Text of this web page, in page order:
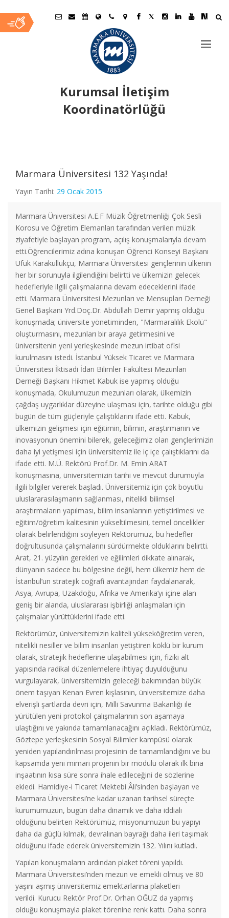
Kurumsal İletişim
Koordinatörlüğü
İçerikMarmara Üniversitesi 132 Yaşında!
Yayın Tarihi: 29 Ocak 2015
Marmara Üniversitesi A.E.F Müzik Öğretmenliği Çok Sesli
Korosu ve Öğretim Elemanları tarafından verilen müzik
ziyafetiyle başlayan program, açılış konuşmalarıyla devam
etti.Öğrencilerimiz adına konuşan Öğrenci Konseyi Başkanı
Ufuk Karakullukçu, Marmara Üniversitesi gençlerinin ülkenin
her bir sorunuyla ilgilendiğini belirtti ve ülkemizin gelecek
hedefleriyle ilgili çalışmalarına devam edeceklerini ifade
etti. Marmara Üniversitesi Mezunları ve Mensupları Derneği
Genel Başkanı Yrd.Doç.Dr. Abdullah Demir yapmış olduğu
konuşmada; üniversite yönetiminden, "Marmaralılık Ekolü"
oluşturmasını, mezunları bir araya getirmesini ve
üniversitenin yeni yerleşkesinde mezun irtibat ofisi
kurulmasını istedi. İstanbul Yüksek Ticaret ve Marmara
Üniversitesi İktisadi İdari Bilimler Fakültesi Mezunları
Derneği Başkanı Hikmet Kabuk ise yapmış olduğu
konuşmada, Okulumuzun mezunları olarak, ülkemizin
çağdaş uygarlıklar düzeyine ulaşması için, tarihte olduğu gibi
bugün de tüm güçleriyle çalıştıklarını ifade etti. Kabuk,
ülkemizin gelişmesi için eğitimin, bilimin, araştırmanın ve
inovasyonun önemini bilerek, geleceğimiz olan gençlerimizin
daha iyi yetişmesi için üniversitemiz ile iç içe çalıştıklarını da
ifade etti. M.Ü. Rektörü Prof.Dr. M. Emin ARAT
konuşmasına, üniversitemizin tarihi ve mevcut durumuyla
ilgili bilgiler vererek başladı. Üniversitemiz için çok boyutlu
uluslararasılaşmanın sağlanması, nitelikli bilimsel
araştırmaların yapılması, bilim insanlarının yetiştirilmesi ve
eğitim/öğretim kalitesinin yükseltilmesini, temel öncelikler
olarak belirlendiğini söyleyen Rektörümüz, bu hedefler
doğrultusunda çalışmalarını sürdürmekte olduklarını belirtti.
Arat, 21. yüzyılın gerekleri ve eğilimleri dikkate alınarak,
dünyanın sadece bu bölgesine değil, hem ülkemiz hem de
İstanbul’un stratejik coğrafi avantajından faydalanarak,
Asya, Avrupa, Uzakdoğu, Afrika ve Amerika‘yı içine alan
geniş bir alanda, uluslararası işbirliği anlaşmaları için
çalışmalar yürüttüklerini ifade etti.
Rektörümüz, üniversitemizin kaliteli yükseköğretim veren,
nitelikli nesiller ve bilim insanları yetiştiren köklü bir kurum
olarak, stratejik hedeflerine ulaşabilmesi için, fiziki alt
yapısında radikal düzenlemelere ihtiyaç duyulduğunu
vurgulayarak, üniversitemizin geleceği bakımından büyük
önem taşıyan Kenan Evren kışlasının, üniversitemize daha
elverişli şartlarda devri için, Milli Savunma Bakanlığı ile
yürütülen yeni protokol çalışmalarının son aşamaya
ulaştığını ve yakında tamamlanacağını açıkladı. Rektörümüz,
Göztepe yerleşkesinin Sosyal Bilimler kampüsü olarak
yeniden yapılandırılması projesinin de tamamlandığını ve bu
kapsamda yeni mimari projenin bir modülü olarak ilk bina
inşaatının kısa süre sonra ihale edileceğini de sözlerine
ekledi. Hamidiye-i Ticaret Mektebi Âli’sinden başlayan ve
Marmara Üniversitesi’ne kadar uzanan tarihsel süreçte
kurumumuzun, bugün daha dinamik ve daha iddialı
olduğunu belirten Rektörümüz, misyonumuzun bu yapıyı
daha da güçlü kılmak, devralınan bayrağı daha ileri taşımak
olduğunu ifade ederek üniversitemizin 132. Yılını kutladı.
Yapılan konuşmaların ardından plaket töreni yapıldı.
Marmara Üniversitesi’nden mezun ve emekli olmuş ve 80
yaşını aşmış üniversitemiz emektarlarına plaketleri
verildi. Kurucu Rektör Prof.Dr. Orhan OĞUZ da yapmış
olduğu konuşmayla plaket törenine renk kattı. Daha sonra
Genişletilmiş Koordinasyon Toplantısı Çevrim içi Olarak
Gerçekleşti